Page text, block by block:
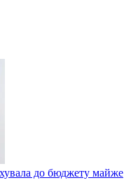
до бюджету майже